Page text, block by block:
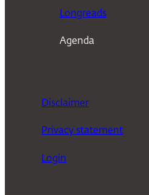
Longreads
Agenda
Disclaimer
Privacy statement
Login